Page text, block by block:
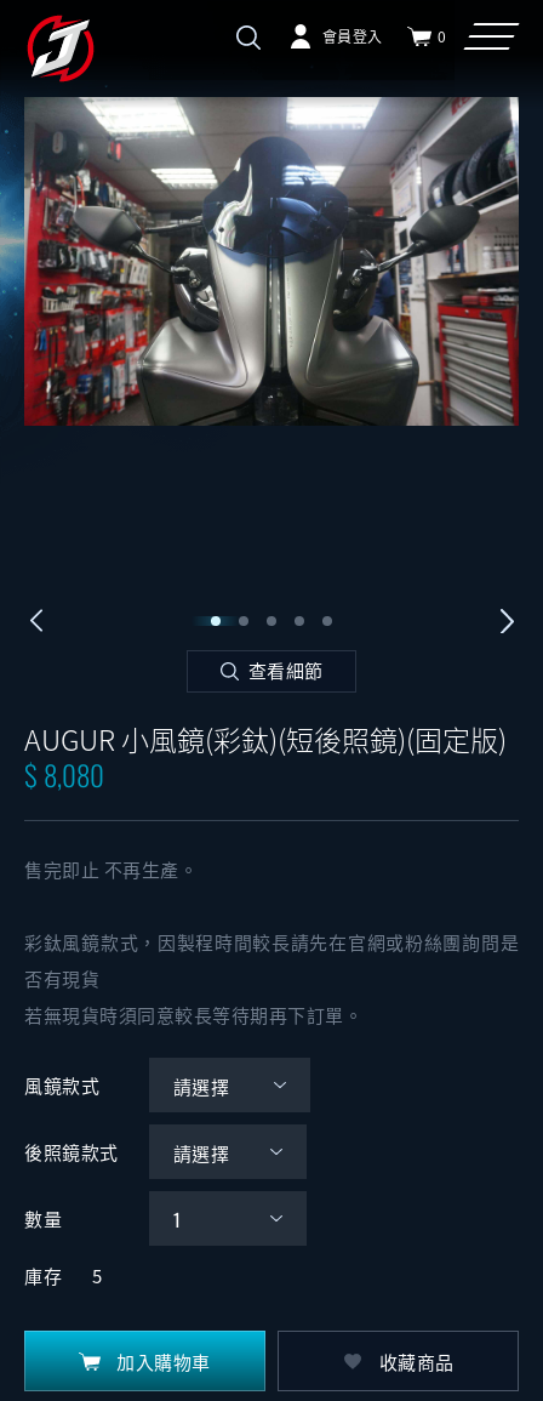
會員登入 0
查看細節
AUGUR 小風鏡(彩鈦)(短後照鏡)(固定版)
$ 8,080
售完即止 不再生產。
彩鈦風鏡款式，因製程時間較長請先在官網或粉絲團詢問是
否有現貨
若無現貨時須同意較長等待期再下訂單。
風鏡款式
後照鏡款式
數量
庫存 5
加入購物車 收藏商品